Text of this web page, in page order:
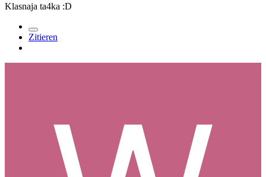
Klasnaja ta4ka :D
Zitieren